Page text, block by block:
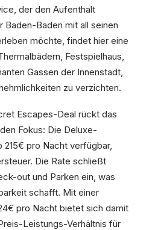
der den Aufenthalt
Baden-Baden mit all seinen
möchte, findet hier eine
Festspielhaus,
Gassen der Innenstadt,
zu verzichten.
Escapes-Deal rückt das
Fokus: Die Deluxe-
pro Nacht verfügbar,
Die Rate schließt
out und Parken ein, was
schafft. Mit einer
pro Nacht bietet sich damit
Leistungs-Verhältnis für